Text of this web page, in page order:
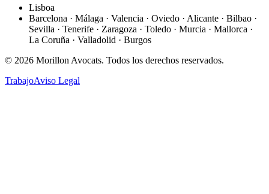
Lisboa
Barcelona · Málaga · Valencia · Oviedo · Alicante · Bilbao ·
Sevilla · Tenerife · Zaragoza · Toledo · Murcia · Mallorca ·
La Coruña · Valladolid · Burgos
© 2026 Morillon Avocats. Todos los derechos reservados.
TrabajoAviso Legal